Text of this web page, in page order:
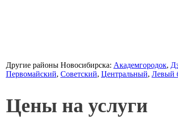
Другие районы Новосибирска: Академгородок,
Первомайский, Советский, Центральный, Левый
Цены на услуги